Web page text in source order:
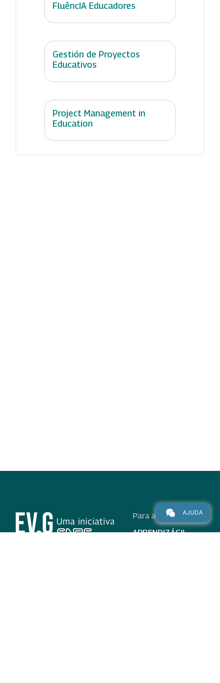
FluêncIA Educadores
Gestión de Proyectos
Educativos
Project Management in
Education
Para alunos
APRENDIZÁGIL
AJUDA